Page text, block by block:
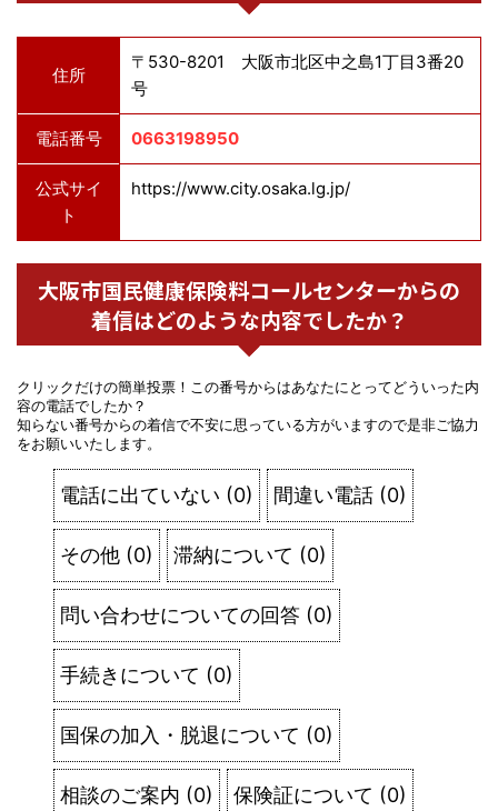
住所
〒530-8201 大阪市北区中之島1丁目3番20
号
電話番号 0663198950
公式サイ
ト
https://www.city.osaka.lg.jp/
大阪市国民健康保険料コールセンターからの
着信はどのような内容でしたか？
クリックだけの簡単投票！この番号からはあなたにとってどういった内
容の電話でしたか？
知らない番号からの着信で不安に思っている方がいますので是非ご協力
をお願いいたします。
電話に出ていない (0) 間違い電話 (0)
その他 (0) 滞納について (0)
問い合わせについての回答 (0)
手続きについて (0)
国保の加入・脱退について (0)
相談のご案内 (0) 保険証について (0)